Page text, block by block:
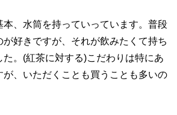
本、水筒を持っていっています。普段
好きですが、それが飲みたくて持ち
。(紅茶に対する)こだわりは特にあ
が、いただくことも買うことも多いの